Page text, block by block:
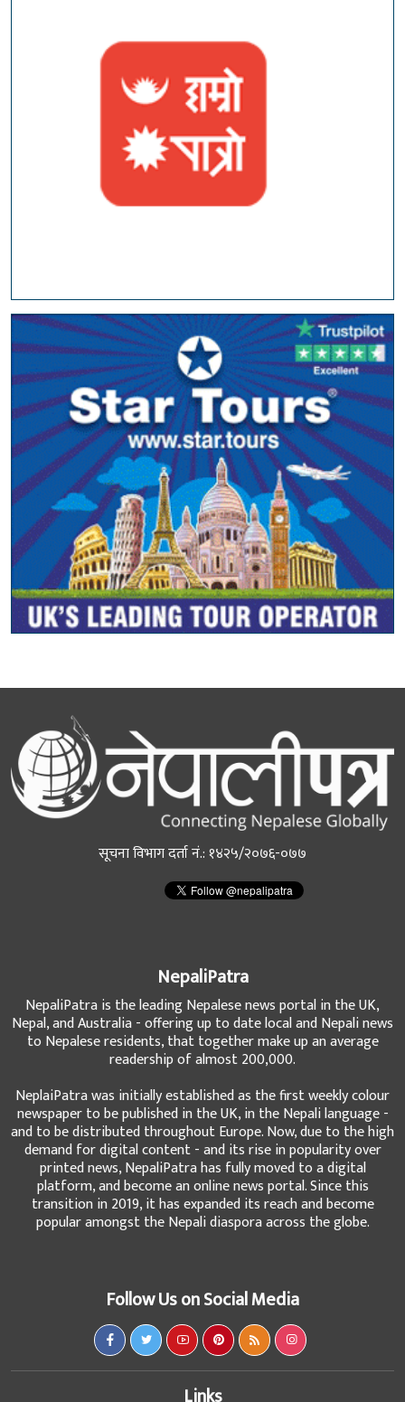
सूचना विभाग दर्ता नं.: १४२५/२०७६-०७७
NepaliPatra
NepaliPatra is the leading Nepalese news portal in the UK,
Nepal, and Australia - offering up to date local and Nepali news
to Nepalese residents, that together make up an average
readership of almost 200,000.
NeplaiPatra was initially established as the first weekly colour
newspaper to be published in the UK, in the Nepali language -
and to be distributed throughout Europe. Now, due to the high
demand for digital content - and its rise in popularity over
printed news, NepaliPatra has fully moved to a digital
platform, and become an online news portal. Since this
transition in 2019, it has expanded its reach and become
popular amongst the Nepali diaspora across the globe.
Follow Us on Social Media